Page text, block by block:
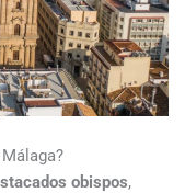
obispos,